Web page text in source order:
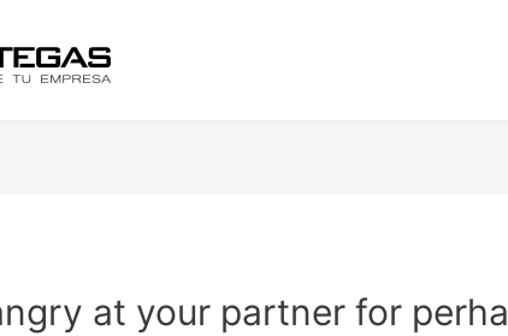
at your partner for